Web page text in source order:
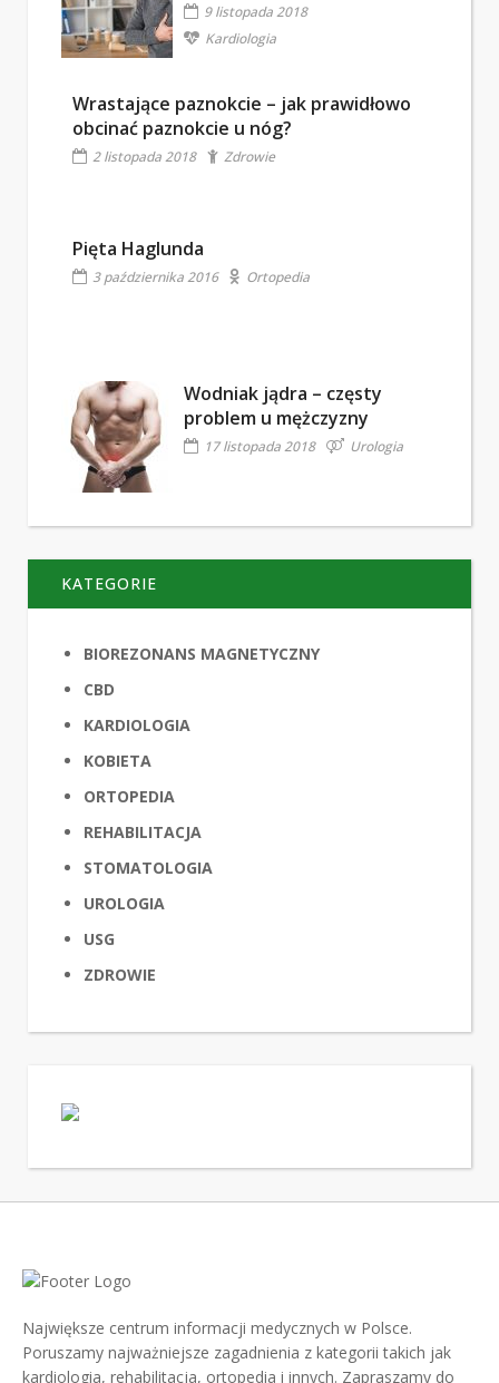
9 listopada 2018
Kardiologia
Wrastające paznokcie – jak prawidłowo
obcinać paznokcie u nóg?
2 listopada 2018 Zdrowie
Pięta Haglunda
3 października 2016 Ortopedia
Wodniak jądra – częsty
problem u mężczyzny
17 listopada 2018 Urologia
KATEGORIE
BIOREZONANS MAGNETYCZNY
CBD
KARDIOLOGIA
KOBIETA
ORTOPEDIA
REHABILITACJA
STOMATOLOGIA
UROLOGIA
USG
ZDROWIE
Największe centrum informacji medycznych w Polsce.
Poruszamy najważniejsze zagadnienia z kategorii takich jak
kardiologia, rehabilitacja, ortopedia i innych. Zapraszamy do